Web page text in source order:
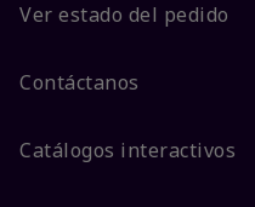
Ver estado del pedido
Contáctanos
Catálogos interactivos